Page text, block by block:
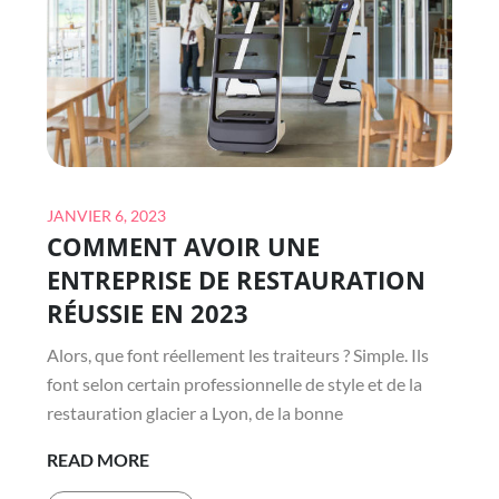
L’ACTION
DE
GRÂCE
Posted
on
JANVIER 6, 2023
COMMENT AVOIR UNE
ENTREPRISE DE RESTAURATION
RÉUSSIE EN 2023
Alors, que font réellement les traiteurs ? Simple. Ils
font selon certain professionnelle de style et de la
restauration glacier a Lyon, de la bonne
READ MORECOMMENT
AVOIR